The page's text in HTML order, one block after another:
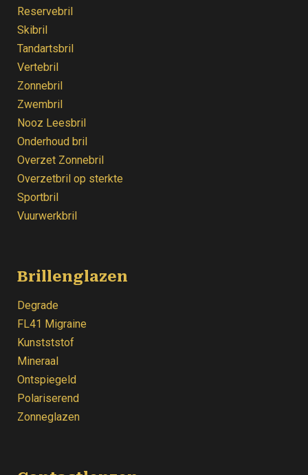
Reservebril
Skibril
Tandartsbril
Vertebril
Zonnebril
Zwembril
Nooz Leesbril
Onderhoud bril
Overzet Zonnebril
Overzetbril op sterkte
Sportbril
Vuurwerkbril
Brillenglazen
Degrade
FL41 Migraine
Kunstststof
Mineraal
Ontspiegeld
Polariserend
Zonneglazen